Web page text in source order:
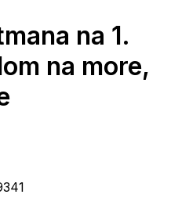
na 1.
na more,